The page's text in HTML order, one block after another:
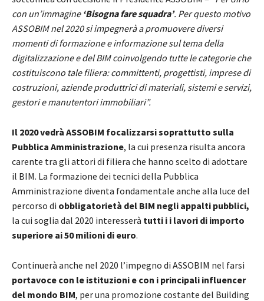
con un’immagine ‘Bisogna fare squadra’. Per questo motivo
ASSOBIM nel 2020 si impegnerà a promuovere diversi
momenti di formazione e informazione sul tema della
digitalizzazione e del BIM coinvolgendo tutte le categorie che
costituiscono tale filiera: committenti, progettisti, imprese di
costruzioni, aziende produttrici di materiali, sistemi e servizi,
gestori e manutentori immobiliari”.
Il 2020 vedrà ASSOBIM focalizzarsi soprattutto sulla
Pubblica Amministrazione, la cui presenza risulta ancora
carente tra gli attori di filiera che hanno scelto di adottare
il BIM. La formazione dei tecnici della Pubblica
Amministrazione diventa fondamentale anche alla luce del
percorso di obbligatorietà del BIM negli appalti pubblici,
la cui soglia dal 2020 interesserà tutti i i lavori di importo
superiore ai 50 milioni di euro.
Continuerà anche nel 2020 l’impegno di ASSOBIM nel farsi
portavoce con le istituzioni e con i principali influencer
del mondo BIM, per una promozione costante del Building